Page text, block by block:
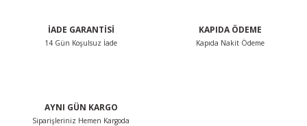
İADE GARANTİSİ
14 Gün Koşulsuz İade
KAPIDA ÖDEME
Kapıda Nakit Ödeme
AYNI GÜN KARGO
Siparişleriniz Hemen Kargoda